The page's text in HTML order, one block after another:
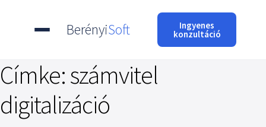
BerényiSoft Ingyenes
konzultáció
Címke:számvitel
digitalizáció